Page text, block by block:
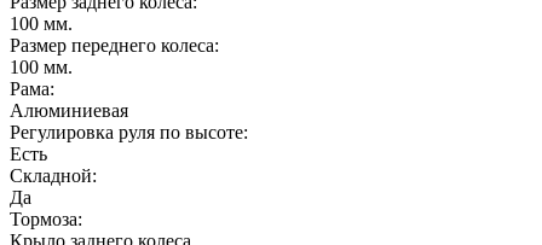
100 мм.
Размер переднего колеса:
100 мм.
Рама:
Алюминиевая
Регулировка руля по высоте:
Есть
Складной:
Да
Тормоза:
Крыло заднего колеса